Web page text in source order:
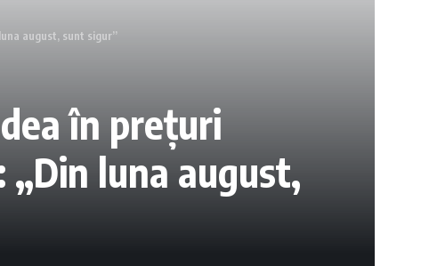
august, sunt sigur”
în preţuri
luna august,